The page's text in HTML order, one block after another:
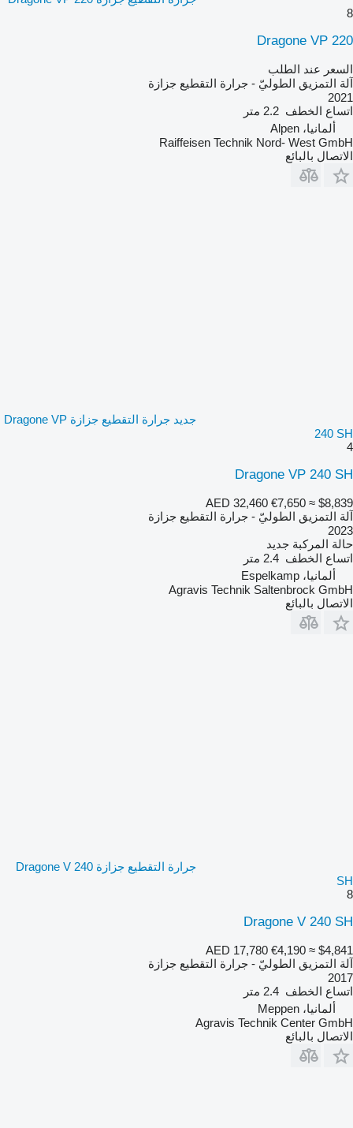
8
Dragone VP 220
السعر عند الطلب
آلة التمزيق الطوليّ - جرارة التقطيع جزازة
2021
اتساع الخطف 2.2 متر
ألمانيا، Alpen
Raiffeisen Technik Nord- West GmbH
الاتصال بالبائع
جديد جرارة التقطيع جزازة Dragone VP
240 SH
4
Dragone VP 240 SH
AED 32,460 €7,650 ≈ $8,839
آلة التمزيق الطوليّ - جرارة التقطيع جزازة
2023
حالة المركبة جديد
اتساع الخطف 2.4 متر
ألمانيا، Espelkamp
Agravis Technik Saltenbrock GmbH
الاتصال بالبائع
جرارة التقطيع جزازة Dragone V 240
SH
8
Dragone V 240 SH
AED 17,780 €4,190 ≈ $4,841
آلة التمزيق الطوليّ - جرارة التقطيع جزازة
2017
اتساع الخطف 2.4 متر
ألمانيا، Meppen
Agravis Technik Center GmbH
الاتصال بالبائع